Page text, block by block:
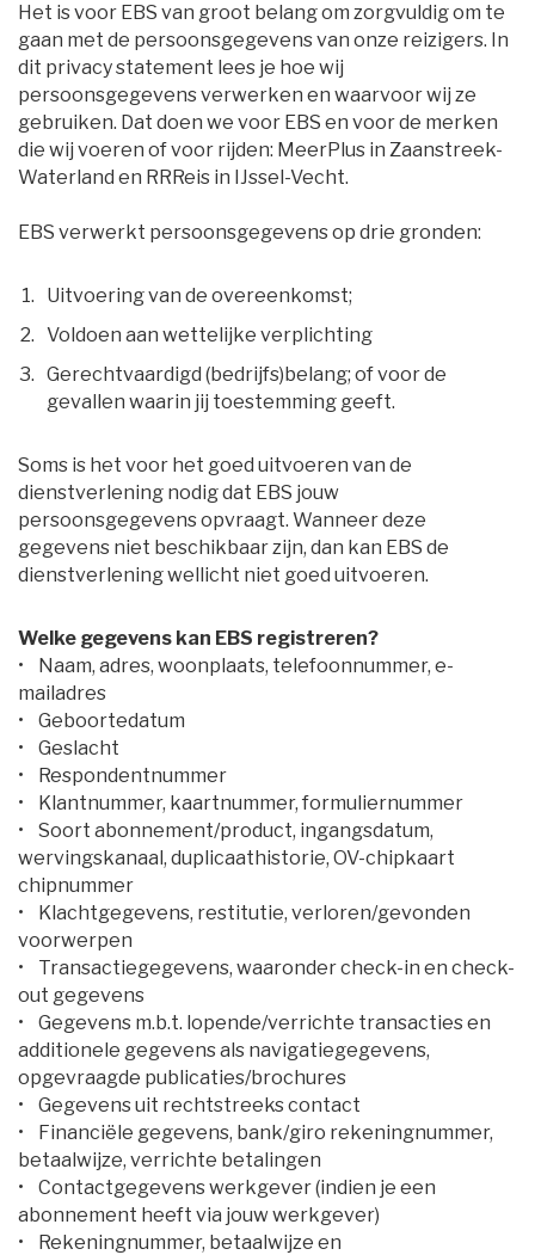
Het is voor EBS van groot belang om zorgvuldig om te
gaan met de persoonsgegevens van onze reizigers. In
dit privacy statement lees je hoe wij
persoonsgegevens verwerken en waarvoor wij ze
gebruiken. Dat doen we voor EBS en voor de merken
die wij voeren of voor rijden: MeerPlus in Zaanstreek-
Waterland en RRReis in IJssel-Vecht.
EBS verwerkt persoonsgegevens op drie gronden:
Uitvoering van de overeenkomst;
Voldoen aan wettelijke verplichting
Gerechtvaardigd (bedrijfs)belang; of voor de
gevallen waarin jij toestemming geeft.
Soms is het voor het goed uitvoeren van de
dienstverlening nodig dat EBS jouw
persoonsgegevens opvraagt. Wanneer deze
gegevens niet beschikbaar zijn, dan kan EBS de
dienstverlening wellicht niet goed uitvoeren.
Welke gegevens kan EBS registreren?
• Naam, adres, woonplaats, telefoonnummer, e-
mailadres
• Geboortedatum
• Geslacht
• Respondentnummer
• Klantnummer, kaartnummer, formuliernummer
• Soort abonnement/product, ingangsdatum,
wervingskanaal, duplicaathistorie, OV-chipkaart
chipnummer
• Klachtgegevens, restitutie, verloren/gevonden
voorwerpen
• Transactiegegevens, waaronder check-in en check-
out gegevens
• Gegevens m.b.t. lopende/verrichte transacties en
additionele gegevens als navigatiegegevens,
opgevraagde publicaties/brochures
• Gegevens uit rechtstreeks contact
• Financiële gegevens, bank/giro rekeningnummer,
betaalwijze, verrichte betalingen
• Contactgegevens werkgever (indien je een
abonnement heeft via jouw werkgever)
• Rekeningnummer, betaalwijze en